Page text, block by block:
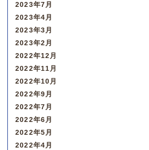
2023年7月
2023年4月
2023年3月
2023年2月
2022年12月
2022年11月
2022年10月
2022年9月
2022年7月
2022年6月
2022年5月
2022年4月